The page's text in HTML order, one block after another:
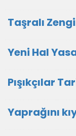
Taşralı
Yeni Hal
Pışıkçılar
Yaprağını